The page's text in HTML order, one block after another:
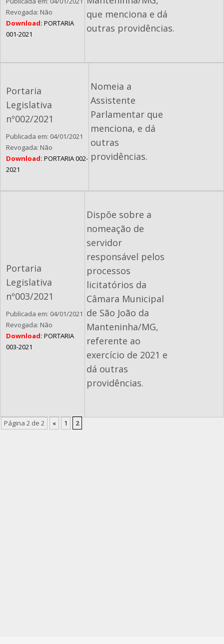
Revogada: Não
Download: PORTARIA
001-2021
que menciona e dá
outras providências.
Portaria
Legislativa
nº002/2021
Publicada em: 04/01/2021
Revogada: Não
Download: PORTARIA 002-
2021
Nomeia a
Assistente
Parlamentar que
menciona, e dá
outras
providências.
Portaria
Legislativa
nº003/2021
Publicada em: 04/01/2021
Revogada: Não
Download: PORTARIA
003-2021
Dispõe sobre a
nomeação de
servidor
responsável pelos
processos
licitatórios da
Câmara Municipal
de São João da
Manteninha/MG,
referente ao
exercício de 2021 e
dá outras
providências.
Página 2 de 2 « 1 2